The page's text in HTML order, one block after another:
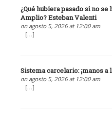
¿Qué hubiera pasado si no
Amplio? Esteban Valenti
on agosto 5, 2026 at 12:00 am
[…]
Sistema carcelario: ¡manos a
on agosto 5, 2026 at 12:00 am
[…]